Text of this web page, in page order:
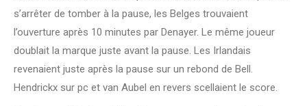
s’arrêter de tomber à la pause, les Belges trouvaient
l’ouverture après 10 minutes par Denayer. Le même joueur
doublait la marque juste avant la pause. Les Irlandais
revenaient juste après la pause sur un rebond de Bell.
Hendrickx sur pc et van Aubel en revers scellaient le score.